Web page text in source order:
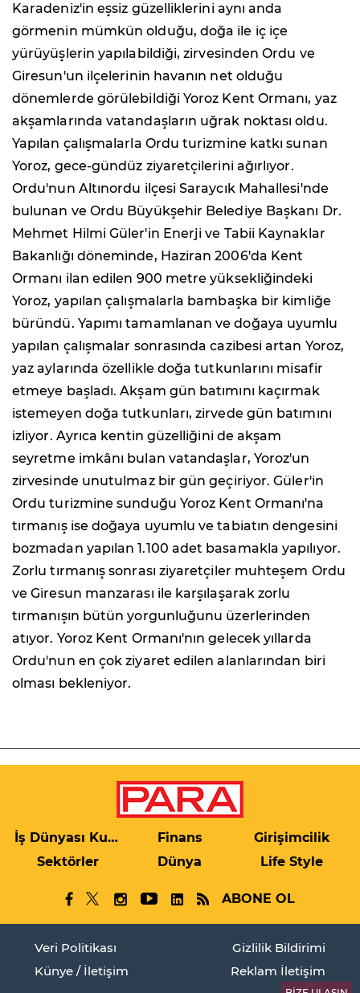
Karadeniz'in eşsiz güzelliklerini aynı anda
görmenin mümkün olduğu, doğa ile iç içe
yürüyüşlerin yapılabildiği, zirvesinden Ordu ve
Giresun'un ilçelerinin havanın net olduğu
dönemlerde görülebildiği Yoroz Kent Ormanı, yaz
akşamlarında vatandaşların uğrak noktası oldu.
Yapılan çalışmalarla Ordu turizmine katkı sunan
Yoroz, gece-gündüz ziyaretçilerini ağırlıyor.
Ordu'nun Altınordu ilçesi Saraycık Mahallesi'nde
bulunan ve Ordu Büyükşehir Belediye Başkanı Dr.
Mehmet Hilmi Güler'in Enerji ve Tabii Kaynaklar
Bakanlığı döneminde, Haziran 2006'da Kent
Ormanı ilan edilen 900 metre yüksekliğindeki
Yoroz, yapılan çalışmalarla bambaşka bir kimliğe
büründü. Yapımı tamamlanan ve doğaya uyumlu
yapılan çalışmalar sonrasında cazibesi artan Yoroz,
yaz aylarında özellikle doğa tutkunlarını misafir
etmeye başladı. Akşam gün batımını kaçırmak
istemeyen doğa tutkunları, zirvede gün batımını
izliyor. Ayrıca kentin güzelliğini de akşam
seyretme imkânı bulan vatandaşlar, Yoroz'un
zirvesinde unutulmaz bir gün geçiriyor. Güler'in
Ordu turizmine sunduğu Yoroz Kent Ormanı'na
tırmanış ise doğaya uyumlu ve tabiatın dengesini
bozmadan yapılan 1.100 adet basamakla yapılıyor.
Zorlu tırmanış sonrası ziyaretçiler muhteşem Ordu
ve Giresun manzarası ile karşılaşarak zorlu
tırmanışın bütün yorgunluğunu üzerlerinden
atıyor. Yoroz Kent Ormanı'nın gelecek yıllarda
Ordu'nun en çok ziyaret edilen alanlarından biri
olması bekleniyor.
İş Dünyası Kulis Finans
Girişimcilik
Sektörler
Dünya Life Style
ABONE OL
Veri Politikası
Gizlilik Bildirimi
Künye / İletişim
Reklam İletişim